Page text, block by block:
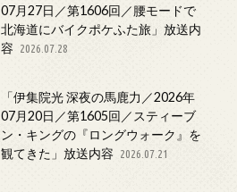
07月27日／第1606回／腰モードで
北海道にバイクポケふた旅」放送内
容
2026.07.28
「伊集院光 深夜の馬鹿力／2026年
07月20日／第1605回／スティーブ
ン・キングの『ロングウォーク』を
観てきた」放送内容
2026.07.21